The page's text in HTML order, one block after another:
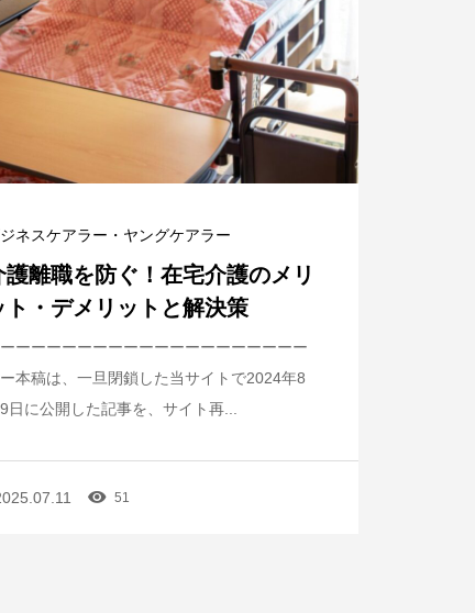
ネスケアラー・ヤングケアラー
護離職を防ぐ！在宅介護のメリ
ト・デメリットと解決策
ーーーーーーーーーーーーーーーーーーー
本稿は、一旦閉鎖した当サイトで2024年8
日に公開した記事を、サイト再...
51